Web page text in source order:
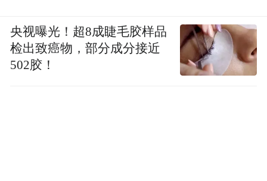
央视曝光！超8成睫毛胶样品
检出致癌物，部分成分接近
502胶！